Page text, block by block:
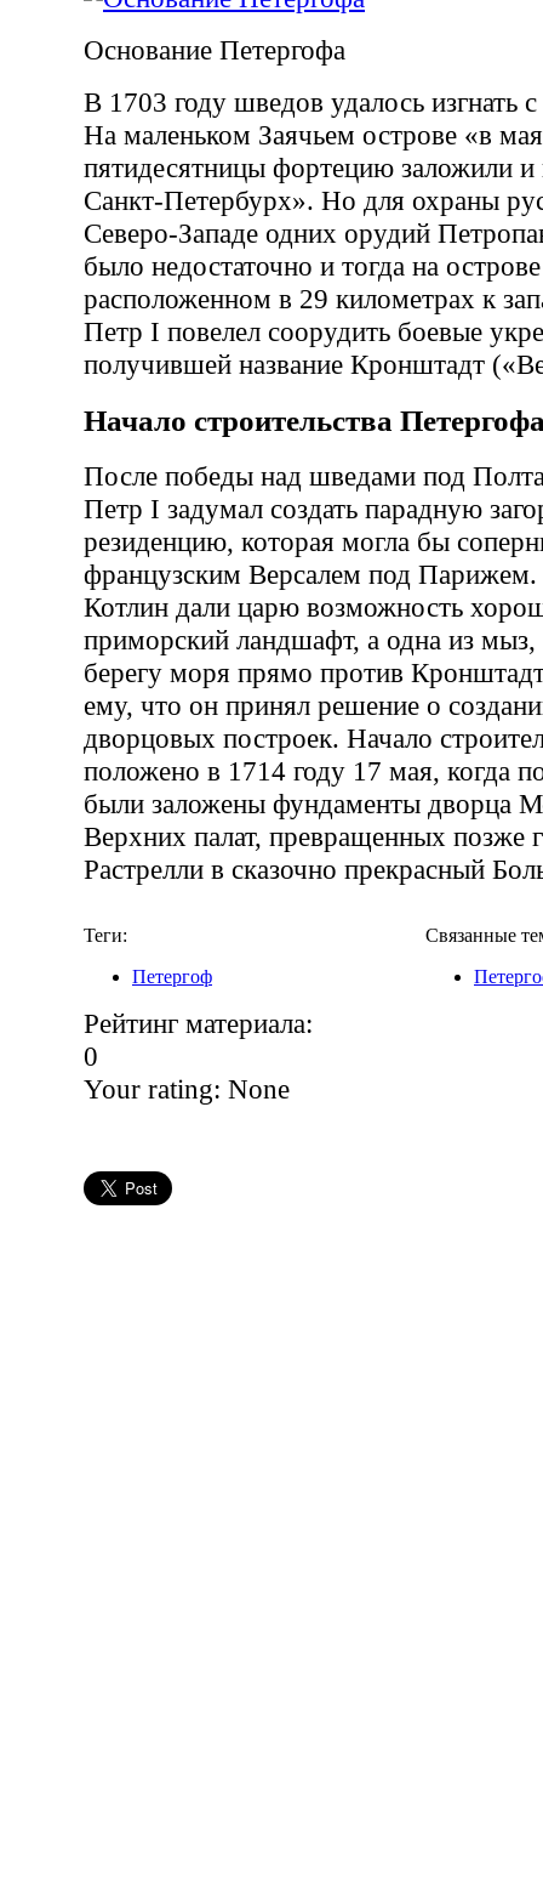
Основание Петергофа
В 1703 году шведов удалось изгнать
На маленьком Заячьем острове «в
пятидесятницы фортецию заложили
Санкт-Петербурх». Но для охраны
Северо-Западе одних орудий
было недостаточно и тогда на
расположенном в 29 километрах к
Петр I повелел соорудить боевые
получившей название Кронштадт
Начало строительства
После победы над шведами под
Петр I задумал создать парадную
резиденцию, которая могла бы
французским Версалем под Парижем.
Котлин дали царю возможность
приморский ландшафт, а одна из мыз,
берегу моря прямо против
ему, что он принял решение о
дворцовых построек. Начало
положено в 1714 году 17 мая, когда
были заложены фундаменты дворца
Верхних палат, превращенных позже
Растрелли в сказочно прекрасный
Теги:
Петергоф
Связанные
Рейтинг материала:
0
Your rating: None